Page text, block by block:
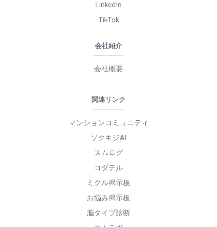
LinkedIn
TikTok
会社紹介
会社概要
関連リンク
マンションコミュニティ
ソクキジAI
スムログ
コダテル
ミクル掲示板
お悩み掲示板
脳タイプ診断